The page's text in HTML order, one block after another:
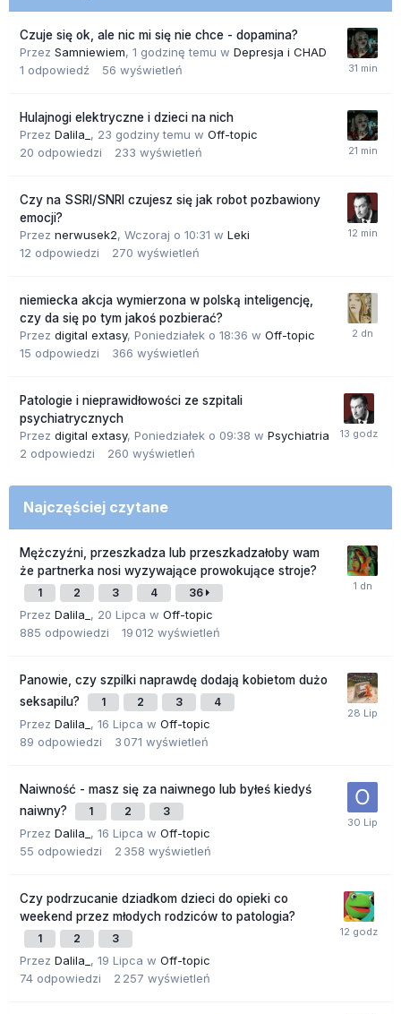
Czuje się ok, ale nic mi się nie chce - dopamina?
Przez Samniewiem, 1 godzinę temu w Depresja i CHAD
1 odpowiedź 56 wyświetleń
Hulajnogi elektryczne i dzieci na nich
Przez Dalila_ , 23 godziny temu w Off-topic
20 odpowiedzi 233 wyświetleń
Czy na SSRI/SNRI czujesz się jak robot pozbawiony
emocji?
Przez nerwusek2, Wczoraj o 10:31 w Leki
12 odpowiedzi 270 wyświetleń
niemiecka akcja wymierzona w polską inteligencję,
czy da się po tym jakoś pozbierać?
Przez digital extasy, Poniedziałek o 18:36 w Off-topic
15 odpowiedzi 366 wyświetleń
Patologie i nieprawidłowości ze szpitali
psychiatrycznych
Przez digital extasy, Poniedziałek o 09:38 w Psychiatria
2 odpowiedzi 260 wyświetleń
Najczęściej czytane
Mężczyźni, przeszkadza lub przeszkadzałoby wam
że partnerka nosi wyzywające prowokujące stroje?
1 2 3 4 36
Przez Dalila_ , 20 Lipca w Off-topic
885 odpowiedzi 19 012 wyświetleń
Panowie, czy szpilki naprawdę dodają kobietom dużo
seksapilu?
1 2 3 4
Przez Dalila_ , 16 Lipca w Off-topic
89 odpowiedzi 3 071 wyświetleń
Naiwność - masz się za naiwnego lub byłeś kiedyś
naiwny?
1 2 3
Przez Dalila_ , 16 Lipca w Off-topic
55 odpowiedzi 2 358 wyświetleń
Czy podrzucanie dziadkom dzieci do opieki co
weekend przez młodych rodziców to patologia?
1 2 3
Przez Dalila_ , 19 Lipca w Off-topic
74 odpowiedzi 2 257 wyświetleń